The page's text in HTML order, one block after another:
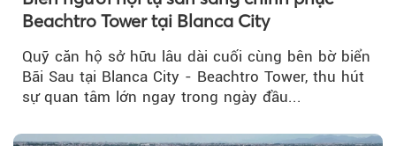
Beachtro Tower tại Blanca City
Quỹ căn hộ sở hữu lâu dài cuối cùng bên bờ biển
Bãi Sau tại Blanca City - Beachtro Tower, thu hút
sự quan tâm lớn ngay trong ngày đầu...